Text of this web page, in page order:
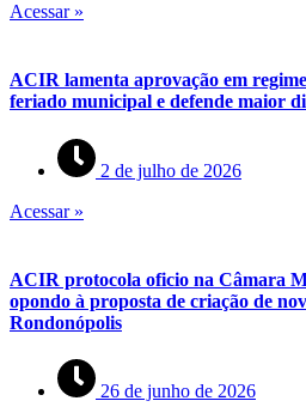
Acessar »
ACIR lamenta aprovação em
feriado municipal e defende maior
2 de julho de 2026
Acessar »
ACIR protocola oficio na Câmara
opondo à proposta de criação de
Rondonópolis
26 de junho de 2026